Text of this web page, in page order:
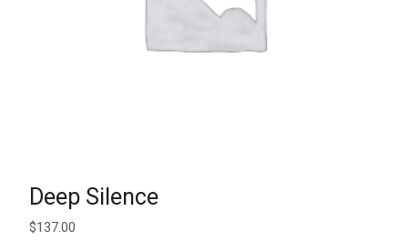
Deep Silence
$137.00